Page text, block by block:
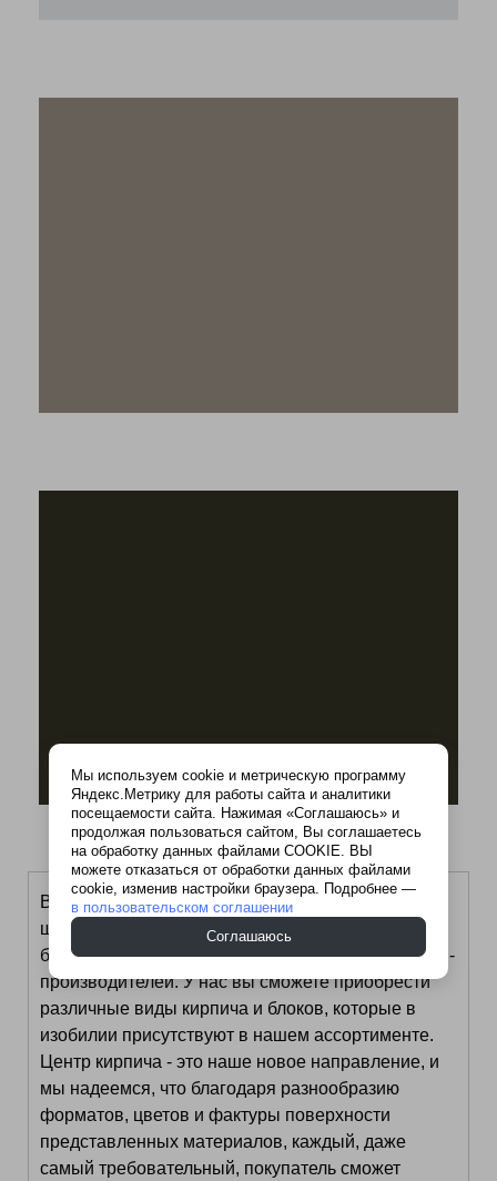
В нашем выставочном зале представлен
широчайший ассортимент подобной продукции
более чем 50 отечественных и зарубежных фирм-
производителей. У нас вы сможете приобрести
различные виды кирпича и блоков, которые в
изобилии присутствуют в нашем ассортименте.
Центр кирпича - это наше новое направление, и
мы надеемся, что благодаря разнообразию
форматов, цветов и фактуры поверхности
представленных материалов, каждый, даже
самый требовательный, покупатель сможет
Мы используем cookie и метрическую программу
Яндекс.Метрику для работы сайта и аналитики
посещаемости сайта. Нажимая «Соглашаюсь» и
продолжая пользоваться сайтом, Вы соглашаетесь
на обработку данных файлами COOKIE. ВЫ
можете отказаться от обработки данных файлами
cookie, изменив настройки браузера. Подробнее —
в пользовательском соглашении
Соглашаюсь